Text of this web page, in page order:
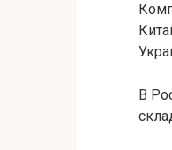
В